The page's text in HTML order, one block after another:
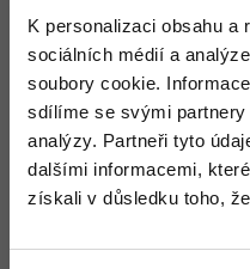
K personalizaci obsahu a
sociálních médií a
soubory cookie.
sdílíme se svými
analýzy. Partneři tyto
dalšími informacemi,
získali v důsledku toho,
Odpovídá na Rostislav Křídlo
Michael Olšavský:
Vidíš to, zapomněl jsem
seženu, ale radši bych
Nahoru